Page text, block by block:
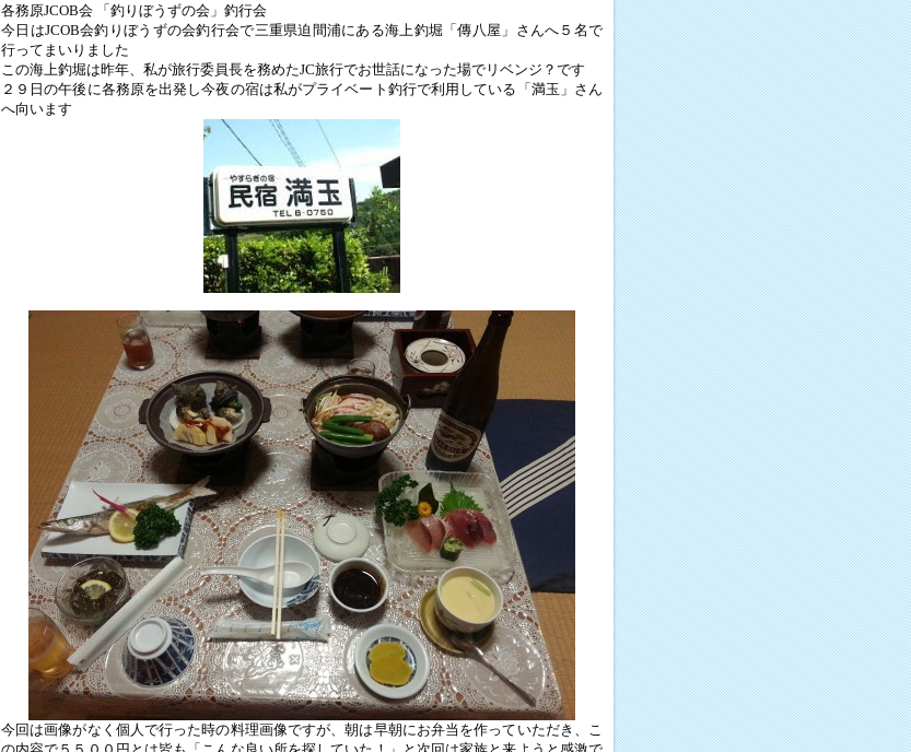
各務原JCOB会 「釣りぼうずの会」釣行会
今日はJCOB会釣りぼうずの会釣行会で三重県迫間浦にある海上釣堀「傳八屋」さんへ５名で
行ってまいりました
この海上釣堀は昨年、私が旅行委員長を務めたJC旅行でお世話になった場でリベンジ？です
２９日の午後に各務原を出発し今夜の宿は私がプライベート釣行で利用している「満玉」さん
へ向います
今回は画像がなく個人で行った時の料理画像ですが、朝は早朝にお弁当を作っていただき、こ